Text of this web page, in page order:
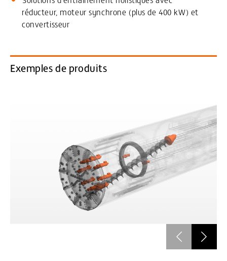
réducteur, moteur synchrone (plus de 400 kW) et
convertisseur
Exemples de produits